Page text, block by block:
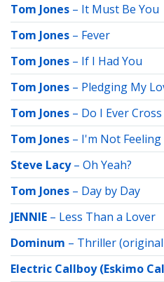
Tom Jones – It Must Be You
Tom Jones – Fever
Tom Jones – If I Had You
Tom Jones – Pledging My
Tom Jones – Do I Ever
Tom Jones – I'm Not
Steve Lacy– Oh Yeah?
Tom Jones – Day by Day
JENNIE – Less Than a Lover
Dominum – Thriller
Electric Callboy (Eskimo